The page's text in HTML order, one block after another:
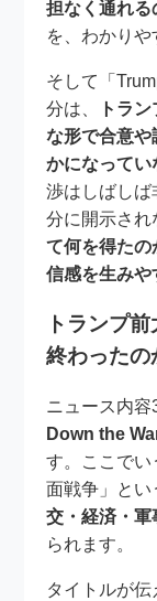
担なく通れ
を、わかりや
そして「
分は、
トラ
な形で合意や
かになってい
渉はしばし
分に開示され
て何を得た
信感を生みや
トランプ
終わったの
ニュース内容
Down the
す。ここでい
面戦争」とい
交・経済・
られます。
タイトルが